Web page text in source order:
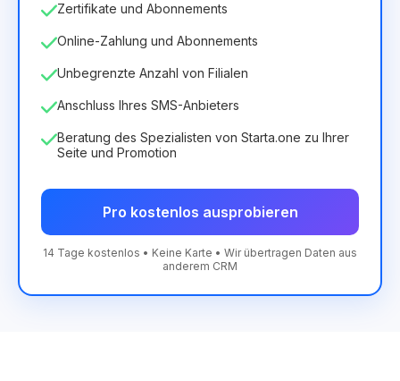
Zertifikate und Abonnements
Online-Zahlung und Abonnements
Unbegrenzte Anzahl von Filialen
Anschluss Ihres SMS-Anbieters
Beratung des Spezialisten von Starta.one zu Ihrer
Seite und Promotion
Pro kostenlos ausprobieren
14 Tage kostenlos • Keine Karte • Wir übertragen Daten aus
anderem CRM